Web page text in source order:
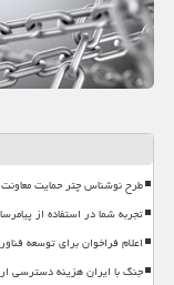
طرح نوشناس چتر حمایت
تجربه شما در استفاده از
اعلام فراخوان برای توسعه
جنگ با ایران هزینه دسترسی